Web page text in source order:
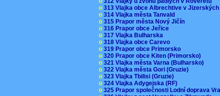
o 313 Vlajka obce Albrechtive v
o 314 Vlajka města Tanvald
o 315 Prapor města Nový Jičín
o 316 Prapor obce Jeřice
o 317 Vlajka Bulharska
o 318 Vlajka obce Carevo
o 319 Prapor obce Primorsko
o 320 Prapor obce Kiten (Primorsko)
o 321 Vlajka města Varna (Bulharsko)
o 322 Vlajka města Gori (Gruzie)
o 323 Vlajka Tbilisi (Gruzie)
o 324 Vlajka Adygejska (RF)
o 325 Prapor společnosti Lodní doprava